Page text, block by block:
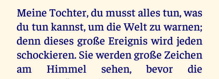
Meine Tochter, du musst alles tun, was
du tun kannst, um die Welt zu warnen;
denn dieses große Ereignis wird jeden
schockieren. Sie werden große Zeichen
am Himmel sehen, bevor die